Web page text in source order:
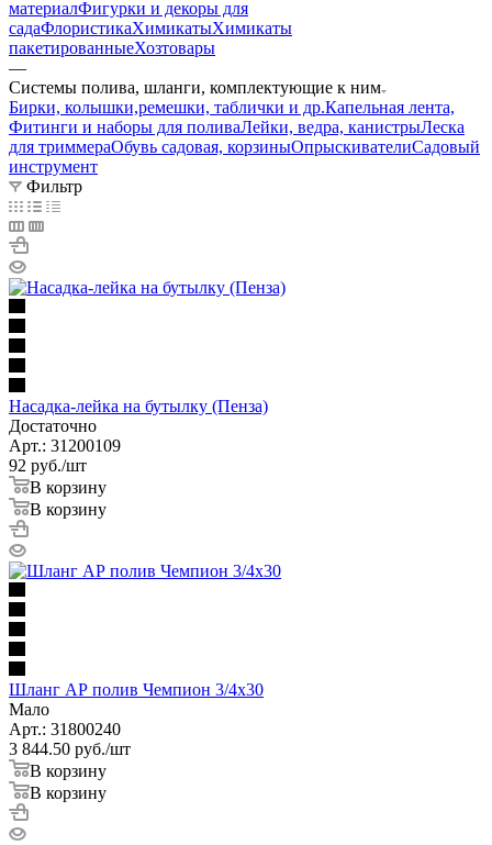
материалФигурки и декоры для
садаФлористикаХимикатыХимикаты
пакетированныеХозтовары
—
Системы полива, шланги, комплектующие к ним
Бирки, колышки,ремешки, таблички и др.Капельная лента,
Фитинги и наборы для поливаЛейки, ведра, канистрыЛеска
для триммераОбувь садовая, корзиныОпрыскивателиСадовый
инструмент
Фильтр
Насадка-лейка на бутылку (Пенза)
Достаточно
Арт.: 31200109
92 руб./шт
В корзину
В корзину
Шланг АР полив Чемпион 3/4х30
Мало
Арт.: 31800240
3 844.50 руб./шт
В корзину
В корзину